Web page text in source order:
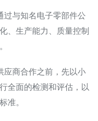
过与知名电子零部件公
、生产能力、质量控制
应商合作之前，先以小
全面的检测和评估，以
准。